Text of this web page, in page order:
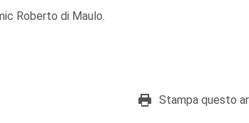
Roberto di Maulo.
Stampa questo